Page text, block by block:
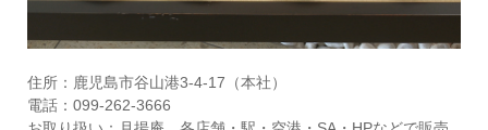
住所：鹿児島市谷山港3-4-17（本社）
電話：099-262-3666